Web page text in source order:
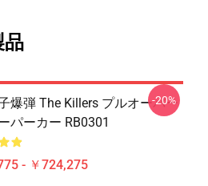
品
爆弾 The Killers プルオーバー
パーカー RB0301
- ￥724,275
-20%